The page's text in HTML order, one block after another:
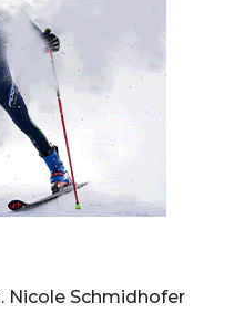
Nicole Schmidhofer